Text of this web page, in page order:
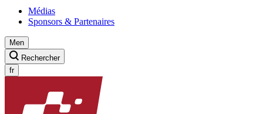
Médias
Sponsors & Partenaires
Men
Rechercher
fr